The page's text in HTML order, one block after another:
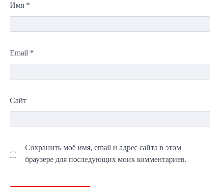
Имя *
Email *
Сайт
Сохранить моё имя, email и адрес сайта в этом
браузере для последующих моих комментариев.